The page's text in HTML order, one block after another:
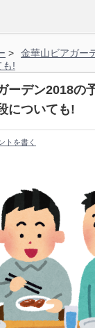
>
金華山ビアガー
も!
ーデン2018の
についても!
トを書く